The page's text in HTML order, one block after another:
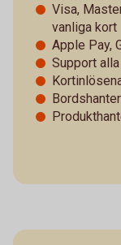
Visa,
vanliga kort
Apple Pay,
Support